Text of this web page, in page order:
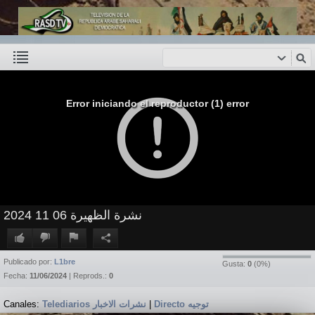
Error iniciando el reproductor (1) error
نشرة الظهيرة 06 11 2024
Gusta: 0 (0%)
Publicado por: L1bre
Fecha: 11/06/2024 | Reprods.: 0
Canales: Telediarios نشرات الاخبار Directo توجيه